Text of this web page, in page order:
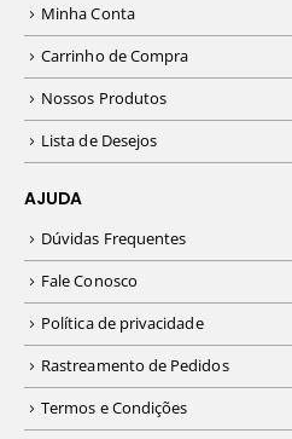
Minha Conta
Carrinho de Compra
Nossos Produtos
Lista de Desejos
AJUDA
Dúvidas Frequentes
Fale Conosco
Política de privacidade
Rastreamento de Pedidos
Termos e Condições